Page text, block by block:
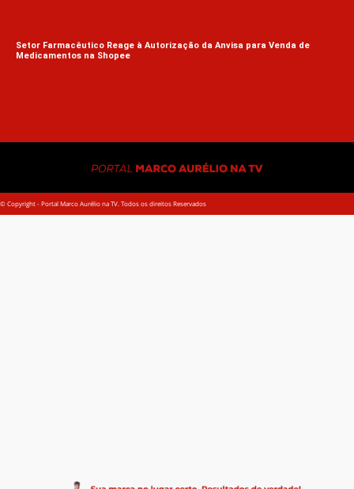
Setor Farmacêutico Reage à Autorização da Anvisa para Venda de
Medicamentos na Shopee
© Copyright - Portal Marco Aurélio na TV. Todos os direitos Reservados